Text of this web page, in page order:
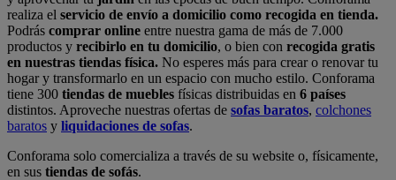
realiza el servicio de envío a domicilio como recogida en tienda.
Podrás comprar online entre nuestra gama de más de 7.000
productos y recibirlo en tu domicilio, o bien con recogida gratis
en nuestras tiendas física. No esperes más para crear o renovar tu
hogar y transformarlo en un espacio con mucho estilo. Conforama
tiene 300 tiendas de muebles físicas distribuidas en 6 países
distintos. Aproveche nuestras ofertas de sofas baratos, colchones
baratos y liquidaciones de sofas.
Conforama solo comercializa a través de su website o, físicamente,
en sus tiendas de sofás.